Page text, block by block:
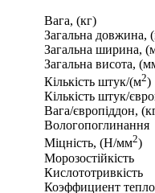
Вага, (кг)
Загальна довжина,
Загальна ширина,
Загальна висота,
Кількість штук/(м2)
Кількість штук/
Вага/європіддон,
Вологопоглинання
Міцність, (Н/мм2)
Морозостійкість
Кислототривкість
Коэффициент